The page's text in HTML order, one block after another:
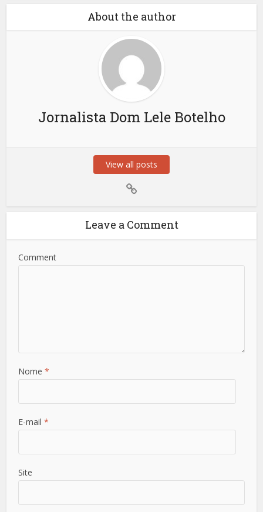
About the author
Jornalista Dom Lele Botelho
View all posts
Leave a Comment
Comment
Nome*
E-mail*
Site